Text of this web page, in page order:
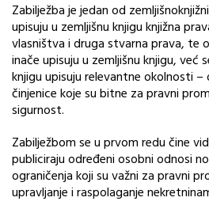
Zabilježba je jedan od
upisuju u zemljišnu knjigu knjižna
vlasništva i druga stvarna prava, te
inače upisuju u zemljišnu knjigu, već
knjigu upisuju relevantne okolnosti
činjenice koje su bitne za pravni
sigurnost.
Zabilježbom se u prvom redu čine
publiciraju određeni osobni odnosi
ograničenja koji su važni za pravni
upravljanje i raspolaganje